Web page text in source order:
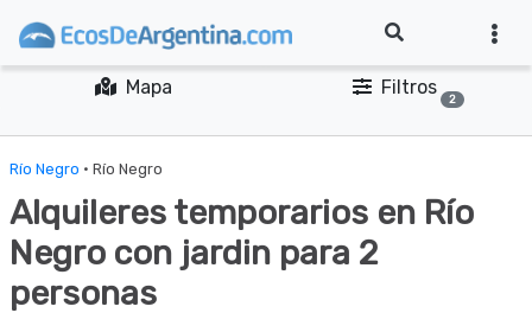
Mapa Filtros
2
Río Negro · Río Negro
Alquileres temporarios en Río
Negro con jardin para 2
personas